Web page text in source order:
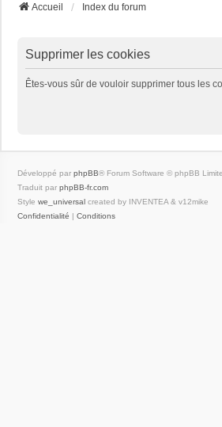
Accueil Index du forum
Supprimer les cookies
Êtes-vous sûr de vouloir supprimer tous les
Développé par phpBB® Forum Software © phpBB
Traduit par phpBB-fr.com
Style we_universal created by INVENTEA & v12mike
Confidentialité | Conditions